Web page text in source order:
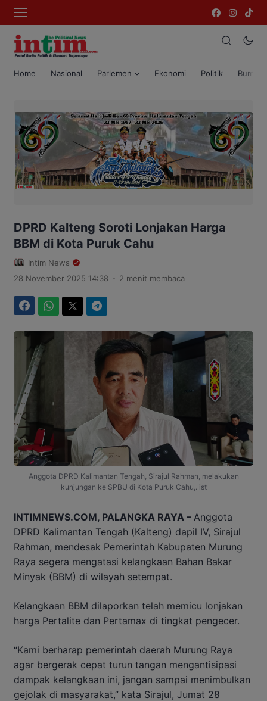
Home Nasional Parlemen Ekonomi Politik Bumi
DPRD Kalteng Soroti Lonjakan Harga
BBM di Kota Puruk Cahu
Intim News
28 November 2025 14:38 . 2 menit membaca
Anggota DPRD Kalimantan Tengah, Sirajul Rahman, melakukan
kunjungan ke SPBU di Kota Puruk Cahu,. ist
INTIMNEWS.COM, PALANGKA RAYA – Anggota
DPRD Kalimantan Tengah (Kalteng) dapil IV, Sirajul
Rahman, mendesak Pemerintah Kabupaten Murung
Raya segera mengatasi kelangkaan Bahan Bakar
Minyak (BBM) di wilayah setempat.
Kelangkaan BBM dilaporkan telah memicu lonjakan
harga Pertalite dan Pertamax di tingkat pengecer.
“Kami berharap pemerintah daerah Murung Raya
agar bergerak cepat turun tangan mengantisipasi
dampak kelangkaan ini, jangan sampai menimbulkan
gejolak di masyarakat,” kata Sirajul, Jumat 28